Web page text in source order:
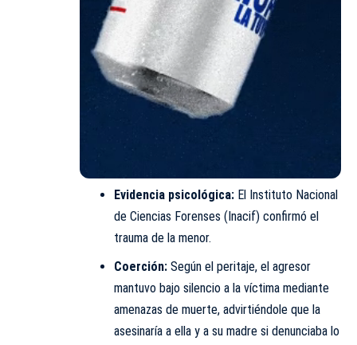
Evidencia psicológica:El Instituto Nacional
de Ciencias Forenses (Inacif) confirmó el
trauma de la menor.
Coerción:Según el peritaje, el agresor
mantuvo bajo silencio a la víctima mediante
amenazas de muerte, advirtiéndole que la
asesinaría a ella y a su madre si denunciaba lo